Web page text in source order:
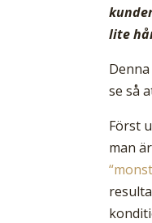
lite
se så
Först
man